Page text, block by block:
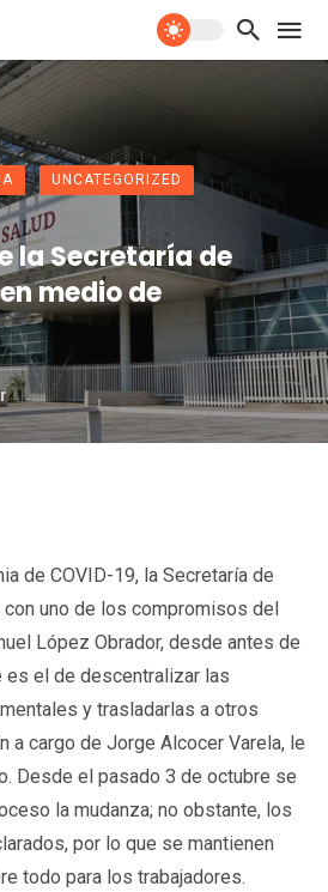
UNCATEGORIZED
la Secretaría de
medio de
de COVID-19, la Secretaría de
uno de los compromisos del
López Obrador, desde antes de
es el de descentralizar las
y trasladarlas a otros
a cargo de Jorge Alcocer Varela, le
Desde el pasado 3 de octubre se
la mudanza; no obstante, los
por lo que se mantienen
todo para los trabajadores.